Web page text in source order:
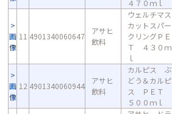
４７０ｍｌ
画
像
11 4901340060647
アサヒ
飲料
ウェルチマス
カットスパー
クリングＰＥ
Ｔ ４３０ｍ
ｌ
画
像
12 4901340060944
アサヒ
飲料
カルピス ぶ
どう＆カルピ
ス ＰＥＴ
５００ｍｌ